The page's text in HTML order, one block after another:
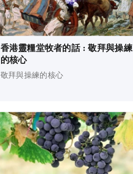
香港靈糧堂牧者的話 : 敬拜與操練
的核心
敬拜與操練的核心